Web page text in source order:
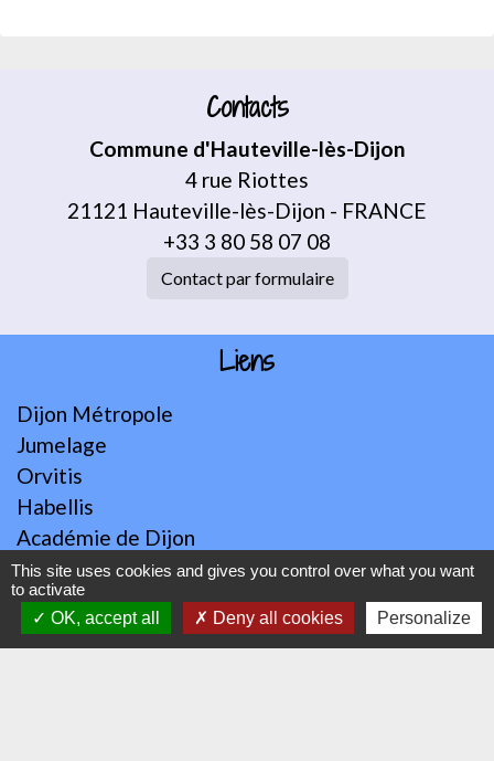
Contacts
Commune d'Hauteville-lès-Dijon
4 rue Riottes
21121 Hauteville-lès-Dijon - FRANCE
+33 3 80 58 07 08
Contact par formulaire
Liens
Dijon Métropole
Jumelage
Orvitis
Habellis
Académie de Dijon
Jumelages
VAJ (Altura en Espagne)
This site uses cookies and gives you control over what you want
to activate
OK, accept all
Deny all cookies Personalize